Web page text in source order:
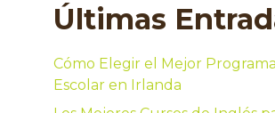
Últimas
Cómo Elegir el Mejor
Escolar en Irlanda